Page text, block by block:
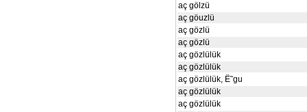
aç gölzü
aç göuzlü
aç gözlü
aç gözlü
aç gözlülük
aç gözlülük
aç gözlülük, Ë˜gu
aç gözlülük
aç gözlülük